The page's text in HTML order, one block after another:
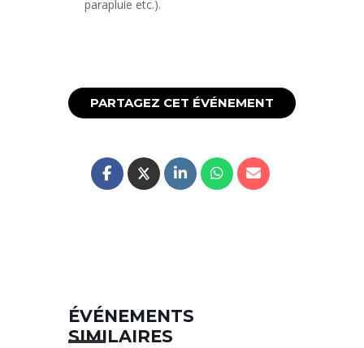
parapluie etc.).
PARTAGEZ CET ÉVÉNEMENT
ÉVÉNEMENTS
SIMILAIRES